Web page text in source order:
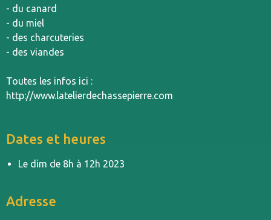
- du canard
- du miel
- des charcuteries
- des viandes
Toutes les infos ici :
http://www.latelierdechassepierre.com
Dates et heures
Le dim de 8h à 12h 2023
Adresse